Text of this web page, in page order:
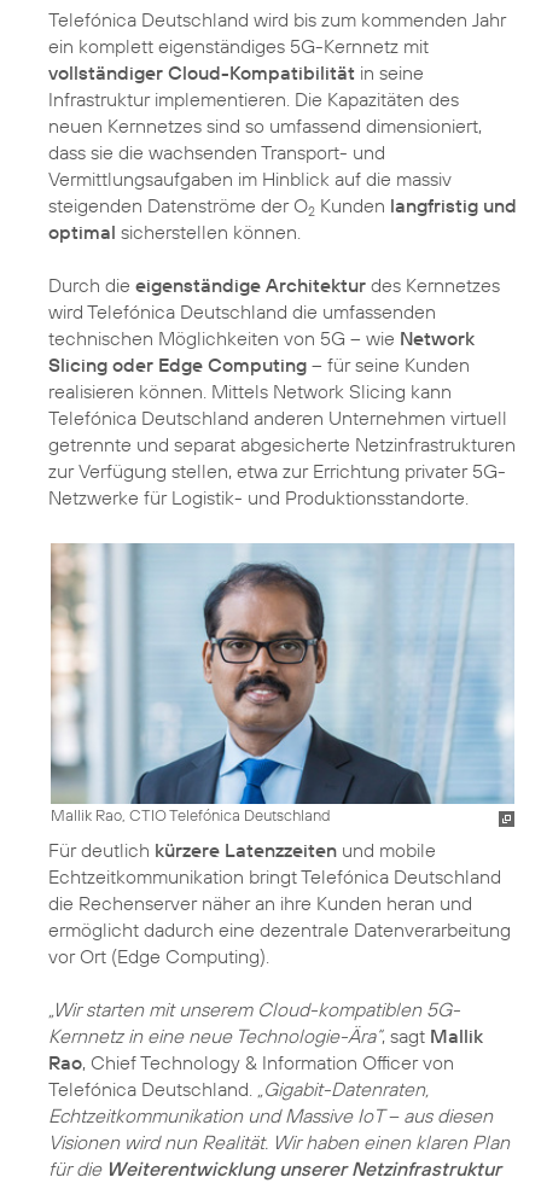
Telefónica Deutschland wird bis zum kommenden Jahr
ein komplett eigenständiges 5G-Kernnetz mit
vollständiger Cloud-Kompatibilität in seine
Infrastruktur implementieren. Die Kapazitäten des
neuen Kernnetzes sind so umfassend dimensioniert,
dass sie die wachsenden Transport- und
Vermittlungsaufgaben im Hinblick auf die massiv
steigenden Datenströme der O2 Kunden langfristig und
optimal sicherstellen können.
Durch die eigenständige Architektur des Kernnetzes
wird Telefónica Deutschland die umfassenden
technischen Möglichkeiten von 5G – wie Network
Slicing oder Edge Computing – für seine Kunden
realisieren können. Mittels Network Slicing kann
Telefónica Deutschland anderen Unternehmen virtuell
getrennte und separat abgesicherte Netzinfrastrukturen
zur Verfügung stellen, etwa zur Errichtung privater 5G-
Netzwerke für Logistik- und Produktionsstandorte.
Mallik Rao, CTIO Telefónica Deutschland
Für deutlich kürzere Latenzzeiten und mobile
Echtzeitkommunikation bringt Telefónica Deutschland
die Rechenserver näher an ihre Kunden heran und
ermöglicht dadurch eine dezentrale Datenverarbeitung
vor Ort (Edge Computing).
„Wir starten mit unserem Cloud-kompatiblen 5G-
Kernnetz in eine neue Technologie-Ära“, sagt Mallik
Rao, Chief Technology & Information Officer von
Telefónica Deutschland. „Gigabit-Datenraten,
Echtzeitkommunikation und Massive IoT – aus diesen
Visionen wird nun Realität. Wir haben einen klaren Plan
für die Weiterentwicklung unserer Netzinfrastruktur